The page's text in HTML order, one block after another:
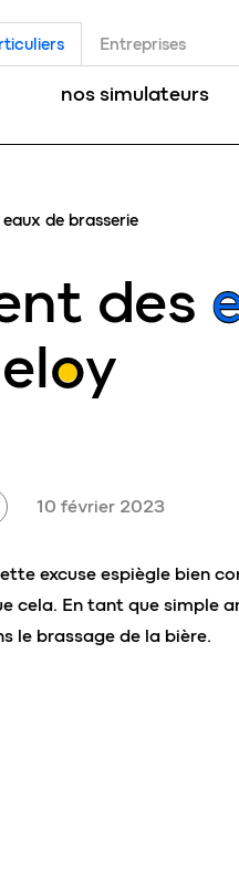
Entreprises
nos simulateurs
de brasserie
des
eloy
10 février 2023
excuse espiègle bien
cela. En tant que simple
le brassage de la bière.